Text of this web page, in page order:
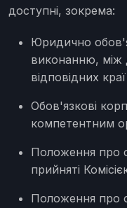
доступні, зокрема:
Юридично
виконанню, між
відповідних
Обов'язкові
компетентним
Положення про
прийняті
Положення про